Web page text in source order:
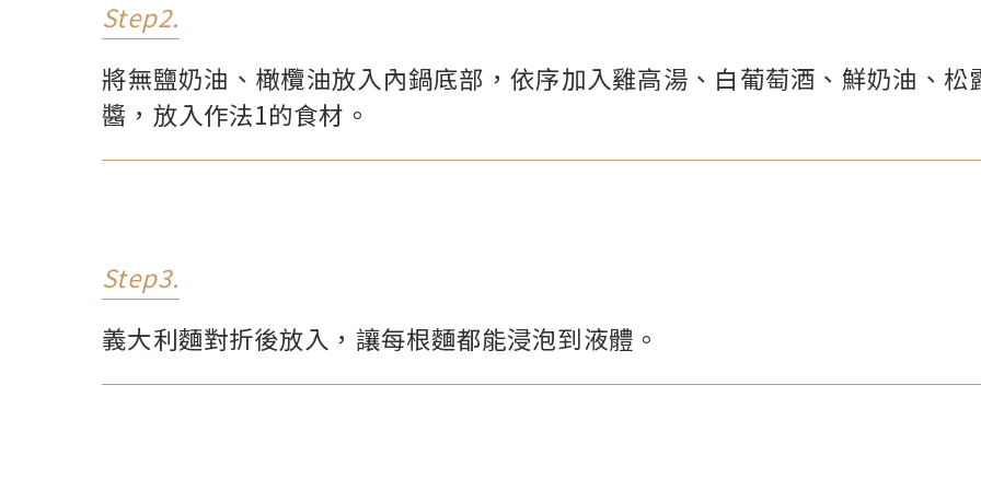
Step2.
將無鹽奶油、橄欖油放入內鍋底部，依序加入雞高湯、白葡萄酒、鮮奶油、松
醬，放入作法1的食材。
Step3.
義大利麵對折後放入，讓每根麵都能浸泡到液體。